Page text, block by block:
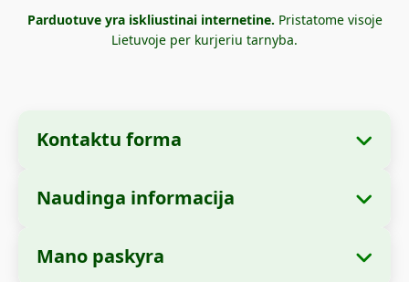
Parduotuve yra iskliustinai internetine. Pristatome visoje
Lietuvoje per kurjeriu tarnyba.
Kontaktu forma
Imones informacija
Imones pavadinimas:
Distribution S.R.L.
Naudinga informacija
Kaip uzsisakyti?
Mano paskyra